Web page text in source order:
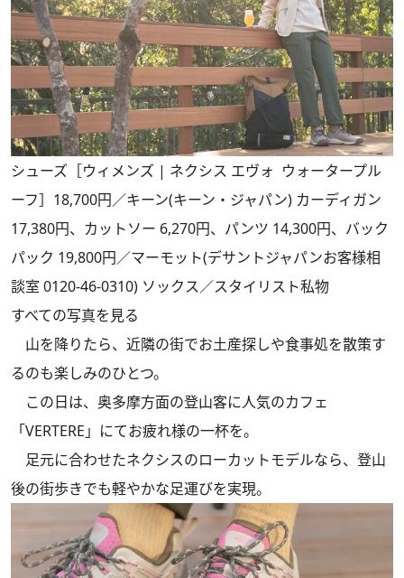
シューズ［ウィメンズ | ネクシス エヴォ ウォータープル
ーフ］18,700円／キーン(キーン・ジャパン) カーディガン
17,380円、カットソー 6,270円、パンツ 14,300円、バック
パック 19,800円／マーモット(デサントジャパンお客様相
談室 0120-46-0310) ソックス／スタイリスト私物
すべての写真を見る
山を降りたら、近隣の街でお土産探しや食事処を散策す
るのも楽しみのひとつ。
この日は、奥多摩方面の登山客に人気のカフェ
「VERTERE」にてお疲れ様の一杯を。
足元に合わせたネクシスのローカットモデルなら、登山
後の街歩きでも軽やかな足運びを実現。